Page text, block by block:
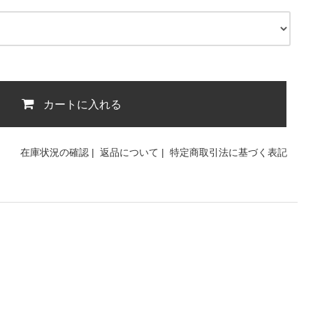
カートに入れる
在庫状況の確認 | 返品について | 特定商取引法に基づく表記